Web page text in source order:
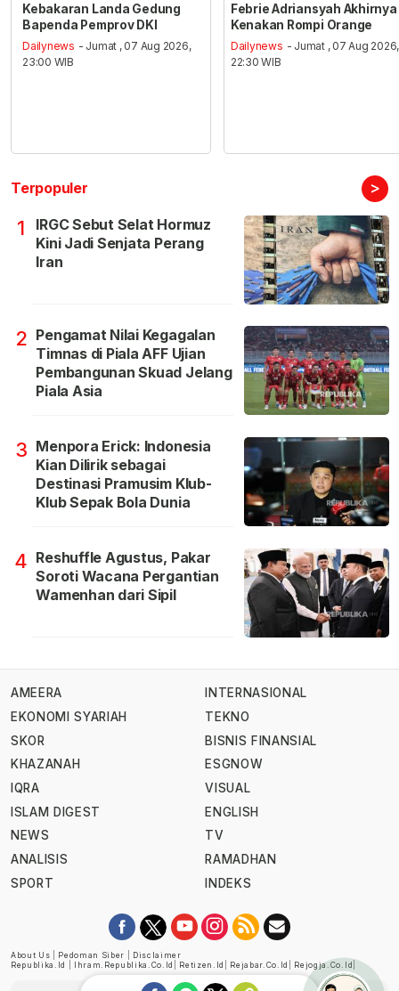
Kebakaran Landa Gedung
Bapenda Pemprov DKI
Dailynews - Jumat , 07 Aug 2026,
23:00 WIB
Febrie Adriansyah Akhirnya
Kenakan Rompi Orange
Dailynews - Jumat , 07 Aug 2026,
22:30 WIB
Terpopuler >
1
IRGC Sebut Selat Hormuz
Kini Jadi Senjata Perang
Iran
2 Pengamat Nilai Kegagalan
Timnas di Piala AFF Ujian
Pembangunan Skuad Jelang
Piala Asia
3 Menpora Erick: Indonesia
Kian Dilirik sebagai
Destinasi Pramusim Klub-
Klub Sepak Bola Dunia
4 Reshuffle Agustus, Pakar
Soroti Wacana Pergantian
Wamenhan dari Sipil
AMEERA
EKONOMI SYARIAH
SKOR
KHAZANAH
IQRA
ISLAM DIGEST
NEWS
ANALISIS
SPORT
INTERNASIONAL
TEKNO
BISNIS FINANSIAL
ESGNOW
VISUAL
ENGLISH
TV
RAMADHAN
INDEKS
About Us Pedoman Siber
Disclaimer
Republika.id
Ihram.republika.co.id Retizen.id Rejabar.co.id Rejogja.co.id